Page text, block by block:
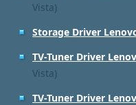
Vista)
Storage Driver
TV-Tuner Driver
Vista)
TV-Tuner Driver